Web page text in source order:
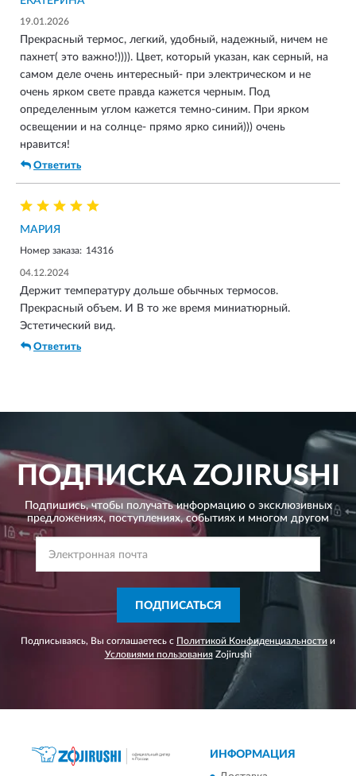
19.01.2026
Прекрасный термос, легкий, удобный, надежный, ничем не
пахнет( это важно!)))). Цвет, который указан, как серный, на
самом деле очень интересный- при электрическом и не
очень ярком свете правда кажется черным. Под
определенным углом кажется темно-синим. При ярком
освещении и на солнце- прямо ярко синий))) очень
нравится!
Ответить
МАРИЯ
Номер заказа: 14316
04.12.2024
Держит температуру дольше обычных термосов.
Прекрасный объем. И В то же время миниатюрный.
Эстетический вид.
Ответить
ПОДПИСКАZOJIRUSHI
Подпишись, чтобы получать информацию о эксклюзивных
предложениях, поступлениях, событиях и многом другом
ПОДПИСАТЬСЯ
Подписываясь, Вы соглашаетесь с Политикой Конфиденциальности и
Условиями пользованияZojirushi
ИНФОРМАЦИЯ